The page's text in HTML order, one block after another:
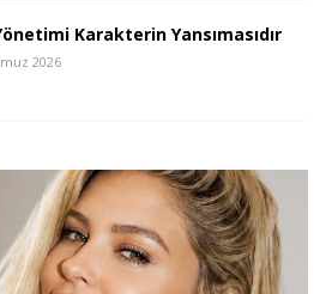
Karakterin Yansımasıdır
2026